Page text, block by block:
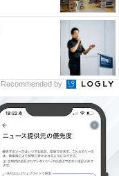
Recommended by